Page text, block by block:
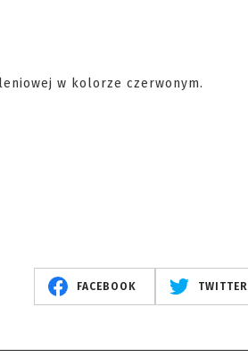
w kolorze czerwonym.
FACEBOOK TWITTER